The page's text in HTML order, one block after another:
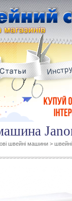
швейні машини >